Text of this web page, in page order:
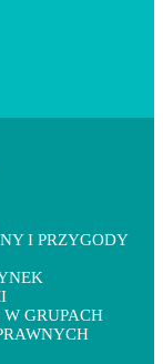
I PRZYGODY
GRUPACH